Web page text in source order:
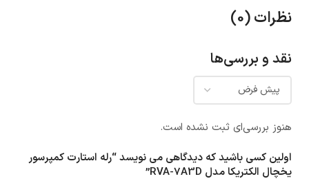
نظرات (0)
نقد و بررسی‌ها
هنوز بررسی‌ای ثبت نشده است.
اولین کسی باشید که دیدگاهی می نویسد “رله استارت کمپرسور
یخچال الکتریکا مدل RVA-7A3D”